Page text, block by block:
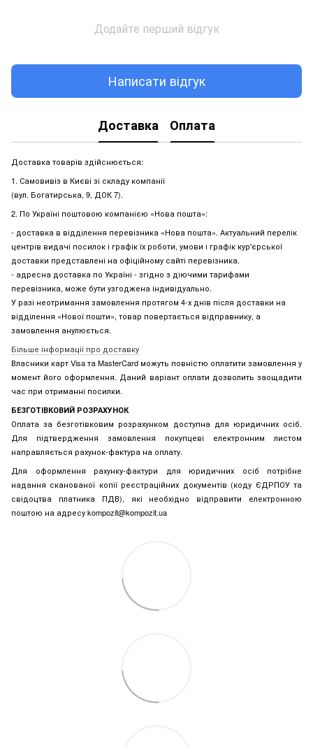
Додайте перший відгук
Написати відгук
Доставка Оплата
Доставка товарів здійснюється:
1. Самовивіз в Києві зі складу компанії
(вул. Богатирська, 9, ДОК 7).
2. По Україні поштовою компанією «Нова пошта»:
- доставка в відділення перевізника «Нова пошта». Актуальний перелік
центрів видачі посилок і графік їх роботи, умови і графік кур'єрської
доставки представлені на офіційному сайті перевізника.
- адресна доставка по Україні - згідно з діючими тарифами
перевізника, може бути узгоджена індивідуально.
У разі неотримання замовлення протягом 4-х днів після доставки на
відділення «Нової пошти», товар повертається відправнику, а
замовлення анулюється.
Більше інформації про доставку
Власники карт Visa та MasterCard можуть повністю оплатити замовлення у
момент його оформлення. Даний варіант оплати дозволить заощадити
час при отриманні посилки.
БЕЗГОТІВКОВИЙ РОЗРАХУНОК
Оплата за безготівковим розрахунком доступна для юридичних осіб.
Для підтвердження замовлення покупцеві електронним листом
направляється рахунок-фактура на оплату.
Для оформлення рахунку-фактури для юридичних осіб потрібне
надання сканованої копії реєстраційних документів (коду ЄДРПОУ та
свідоцтва платника ПДВ), які необхідно відправити електронною
поштою на адресу kompozit@kompozit.ua